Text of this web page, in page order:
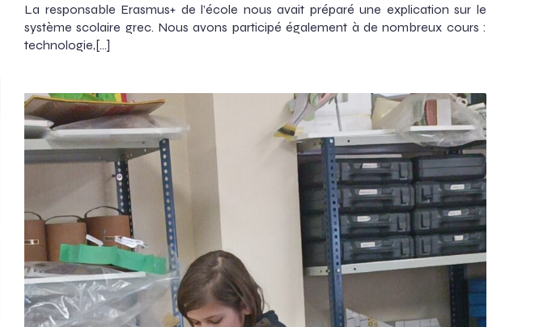
La responsable Erasmus+ de l’école nous avait préparé une explication sur le
système scolaire grec. Nous avons participé également à de nombreux cours :
technologie,[…]